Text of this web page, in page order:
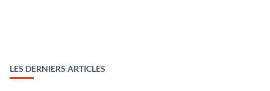
LES DERNIERS ARTICLES